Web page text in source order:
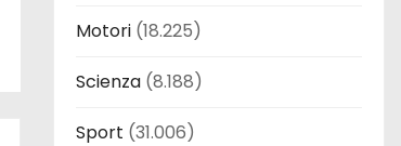
Motori (18.225)
Scienza (8.188)
Sport (31.006)